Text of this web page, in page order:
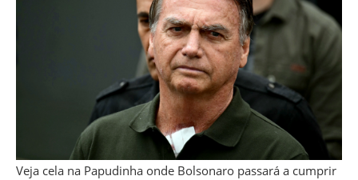
Veja cela na Papudinha onde Bolsonaro passará a cumprir